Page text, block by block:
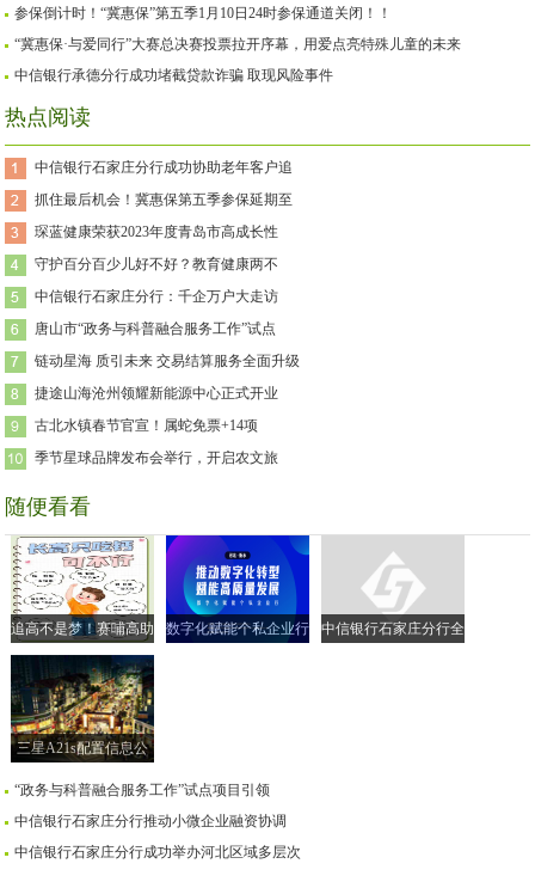
参保倒计时！“冀惠保”第五季1月10日24时参保通道关闭！！
“冀惠保·与爱同行”大赛总决赛投票拉开序幕，用爱点亮特殊儿童的未来
中信银行承德分行成功堵截贷款诈骗 取现风险事件
热点阅读
中信银行石家庄分行成功协助老年客户追
抓住最后机会！冀惠保第五季参保延期至
琛蓝健康荣获2023年度青岛市高成长性
守护百分百少儿好不好？教育健康两不
中信银行石家庄分行：千企万户大走访
唐山市“政务与科普融合服务工作”试点
链动星海 质引未来 交易结算服务全面升级
捷途山海沧州领耀新能源中心正式开业
古北水镇春节官宣！属蛇免票+14项
季节星球品牌发布会举行，开启农文旅
随便看看
追高不是梦！赛哺高助
力实现孩子的“黄金身
高”
数字化赋能个私企业行
中信银行石家庄分行全
三星A21s配置信息公
“政务与科普融合服务工作”试点项目引领
中信银行石家庄分行推动小微企业融资协调
中信银行石家庄分行成功举办河北区域多层次